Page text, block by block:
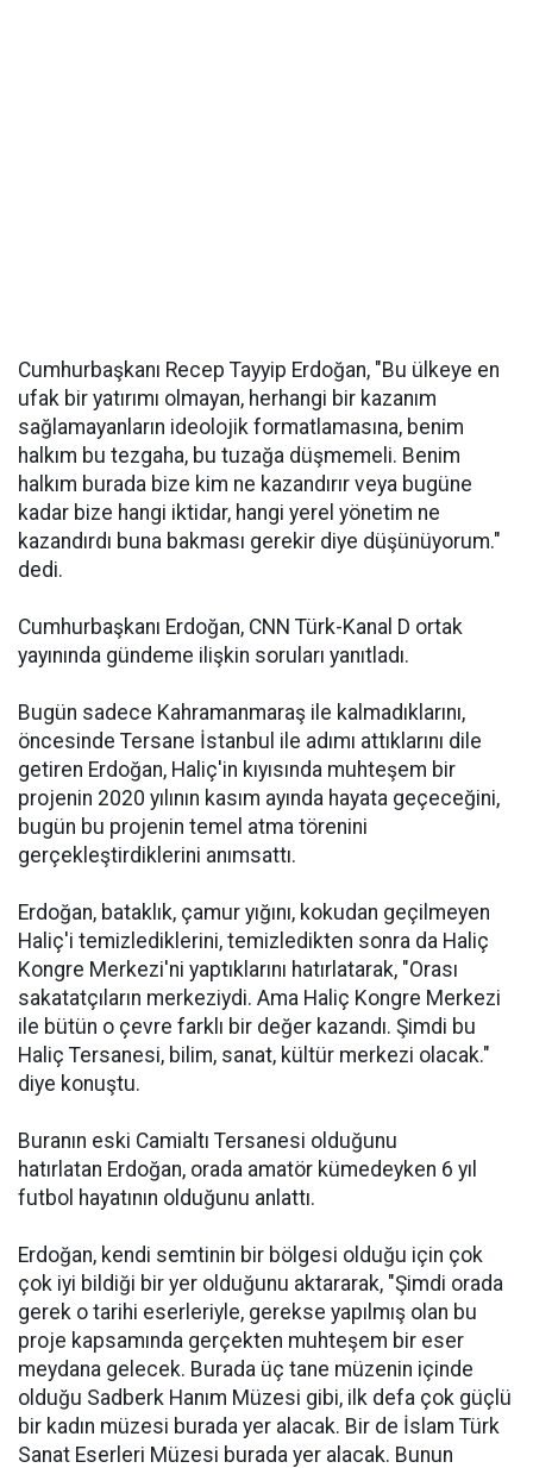
Cumhurbaşkanı Recep Tayyip Erdoğan, "Bu ülkeye en
ufak bir yatırımı olmayan, herhangi bir kazanım
sağlamayanların ideolojik formatlamasına, benim
halkım bu tezgaha, bu tuzağa düşmemeli. Benim
halkım burada bize kim ne kazandırır veya bugüne
kadar bize hangi iktidar, hangi yerel yönetim ne
kazandırdı buna bakması gerekir diye düşünüyorum."
dedi.
Cumhurbaşkanı Erdoğan, CNN Türk-Kanal D ortak
yayınında gündeme ilişkin soruları yanıtladı.
Bugün sadece Kahramanmaraş ile kalmadıklarını,
öncesinde Tersane İstanbul ile adımı attıklarını dile
getiren Erdoğan, Haliç'in kıyısında muhteşem bir
projenin 2020 yılının kasım ayında hayata geçeceğini,
bugün bu projenin temel atma törenini
gerçekleştirdiklerini anımsattı.
Erdoğan, bataklık, çamur yığını, kokudan geçilmeyen
Haliç'i temizlediklerini, temizledikten sonra da Haliç
Kongre Merkezi'ni yaptıklarını hatırlatarak, "Orası
sakatatçıların merkeziydi. Ama Haliç Kongre Merkezi
ile bütün o çevre farklı bir değer kazandı. Şimdi bu
Haliç Tersanesi, bilim, sanat, kültür merkezi olacak."
diye konuştu.
Buranın eski Camialtı Tersanesi olduğunu
hatırlatan Erdoğan, orada amatör kümedeyken 6 yıl
futbol hayatının olduğunu anlattı.
Erdoğan, kendi semtinin bir bölgesi olduğu için çok
çok iyi bildiği bir yer olduğunu aktararak, "Şimdi orada
gerek o tarihi eserleriyle, gerekse yapılmış olan bu
proje kapsamında gerçekten muhteşem bir eser
meydana gelecek. Burada üç tane müzenin içinde
olduğu Sadberk Hanım Müzesi gibi, ilk defa çok güçlü
bir kadın müzesi burada yer alacak. Bir de İslam Türk
Sanat Eserleri Müzesi burada yer alacak. Bunun